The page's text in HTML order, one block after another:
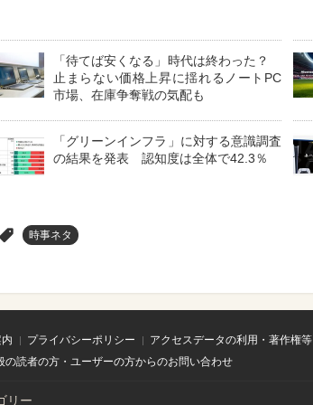
「待てば安くなる」時代は終わった？
止まらない価格上昇に揺れるノートPC
市場、在庫争奪戦の気配も
「グリーンインフラ」に対する意識調査
の結果を発表 認知度は全体で42.3％
時事ネタ
プライバシーポリシー アクセスデータの利用・著作権等
の読者の方・ユーザーの方からのお問い合わせ
リー